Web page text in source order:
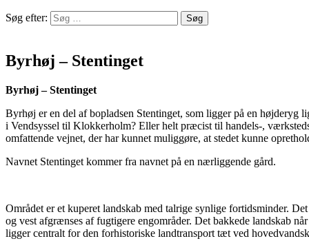
Søg efter:
Byrhøj – Stentinget
Byrhøj – Stentinget
Byrhøj er en del af bopladsen Stentinget, som ligger på en højderyg
i Vendsyssel til Klokkerholm? Eller helt præcist til handels-,
omfattende vejnet, der har kunnet muliggøre, at stedet kunne
Navnet Stentinget kommer fra navnet på en nærliggende gård.
Området er et kuperet landskab med talrige synlige fortidsminder.
og vest afgrænses af fugtigere engområder. Det bakkede landskab
ligger centralt for den forhistoriske landtransport tæt ved